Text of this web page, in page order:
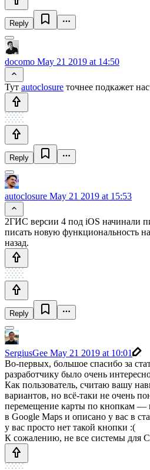
Reply
docomo May 21 2019 at 14:50
Тут autoclosure точнее подкажет
Reply
autoclosure May 21 2019 at 15:53
2ГИС версии 4 под iOS начинали
писать новую функциональность
назад.
Reply
SergiusGee May 21 2019 at 10:01
Во-первых, большое спасибо за
разработчику было очень
Как пользователь, считаю вашу
вариантов, но всё-таки не очень
перемещение карты по кнопкам —
в Google Maps и описано у вас в
у вас просто нет такой кнопки :(
К сожалению, не все системы для